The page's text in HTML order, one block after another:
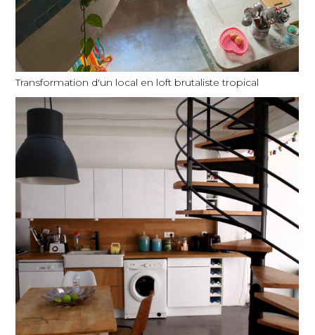
Transformation d'un local en loft brutaliste tropical